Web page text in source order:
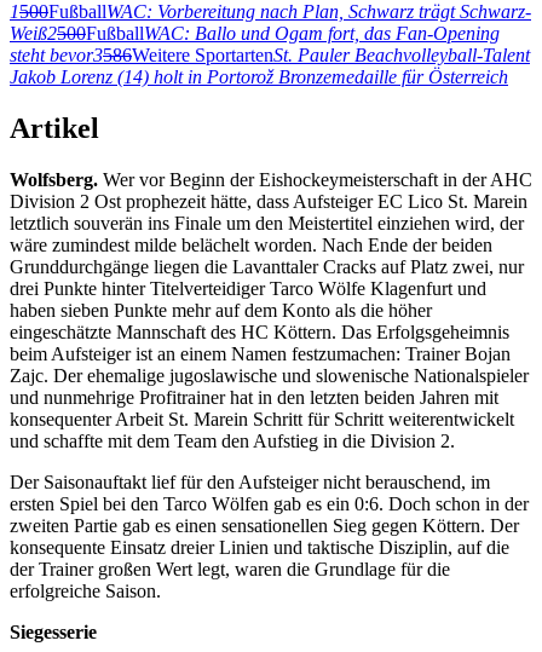
1500FußballWAC: Vorbereitung nach Plan, Schwarz trägt Schwarz-
Weiß2500FußballWAC: Ballo und Ogam fort, das Fan-Opening
steht bevor3586Weitere SportartenSt. Pauler Beachvolleyball-Talent
Jakob Lorenz (14) holt in Portorož Bronzemedaille für Österreich
Artikel
Wolfsberg. Wer vor Beginn der Eishockeymeisterschaft in der AHC
Division 2 Ost prophezeit hätte, dass Aufsteiger EC Lico St. Marein
letztlich souverän ins Finale um den Meistertitel einziehen wird, der
wäre zumindest milde belächelt worden. Nach Ende der beiden
Grunddurchgänge liegen die Lavanttaler Cracks auf Platz zwei, nur
drei Punkte hinter Titelverteidiger Tarco Wölfe Klagenfurt und
haben sieben Punkte mehr auf dem Konto als die höher
eingeschätzte Mannschaft des HC Köttern. Das Erfolgsgeheimnis
beim Aufsteiger ist an einem Namen festzumachen: Trainer Bojan
Zajc. Der ehemalige jugoslawische und slowenische Nationalspieler
und nunmehrige Profitrainer hat in den letzten beiden Jahren mit
konsequenter Arbeit St. Marein Schritt für Schritt weiterentwickelt
und schaffte mit dem Team den Aufstieg in die Division 2.
Der Saisonauftakt lief für den Aufsteiger nicht berauschend, im
ersten Spiel bei den Tarco Wölfen gab es ein 0:6. Doch schon in der
zweiten Partie gab es einen sensationellen Sieg gegen Köttern. Der
konsequente Einsatz dreier Linien und taktische Disziplin, auf die
der Trainer großen Wert legt, waren die Grundlage für die
erfolgreiche Saison.
Siegesserie